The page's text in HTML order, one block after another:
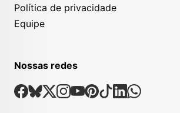
Política de privacidade
Equipe
Nossas redes
Nossas Redes Sociais
Facebook
Bsky
X Instagram
Youtube
Pinterest
TiktokLinkedin
Whatsapp